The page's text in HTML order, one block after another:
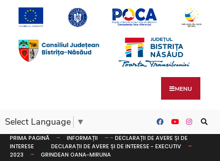
MENU
Select Language ▼
PRIMA PAGINĂ INFORMAȚII
DECLARAȚII DE AVERE ȘI DE
INTERESE
DECLARAȚII DE AVERE ȘI DE INTERESE - EXECUTIV
2023
GRINDEAN OANA-MIRUNA